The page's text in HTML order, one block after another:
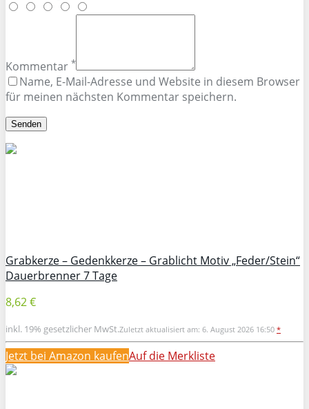
Kommentar *
Name, E-Mail-Adresse und Website in diesem Browser
für meinen nächsten Kommentar speichern.
Grabkerze – Gedenkkerze – Grablicht Motiv „Feder/Stein“
Dauerbrenner 7 Tage
8,62 €
inkl. 19% gesetzlicher MwSt.Zuletzt aktualisiert am: 6. August 2026 16:50 *
Jetzt bei Amazon kaufenAuf die Merkliste